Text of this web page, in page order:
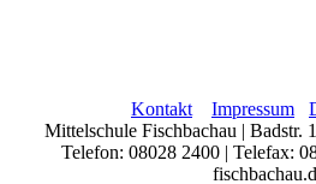
Kontakt Impressum
Mittelschule Fischbachau | Badstr.
Telefon: 08028 2400 | Telefax: